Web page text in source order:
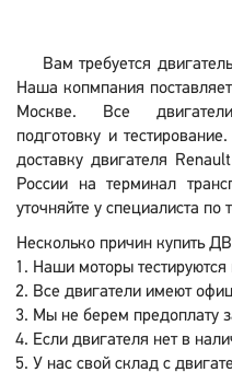
Вам требуется
Наша копмпания
Москве. Все
подготовку и
доставку двигателя
России на терминал
уточняйте у специалиста
Несколько причин купить
Наши моторы
Все двигатели имеют
Мы не берем предоплату
Если двигателя нет в
У нас свой склад с